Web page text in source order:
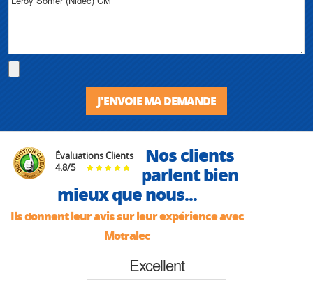
J'ENVOIE MA DEMANDE
Évaluations Clients
4.8/5
Nos clients
parlent bien
mieux que nous...
Ils donnent leur avis sur leur expérience avec
Motralec
Excellent